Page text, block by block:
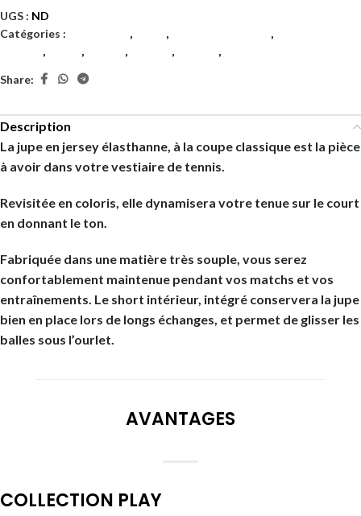
UGS : ND
Catégories :
, , ,
, , , , ,
Share:
Description
La jupe en jersey élasthanne, à la coupe classique est la pièce
à avoir dans votre vestiaire de tennis.
Revisitée en coloris, elle dynamisera votre tenue sur le court
en donnant le ton.
Fabriquée dans une matière très souple, vous serez
confortablement maintenue pendant vos matchs et vos
entraînements. Le short intérieur, intégré conservera la jupe
bien en place lors de longs échanges, et permet de glisser les
balles sous l’ourlet.
AVANTAGES
COLLECTION PLAY